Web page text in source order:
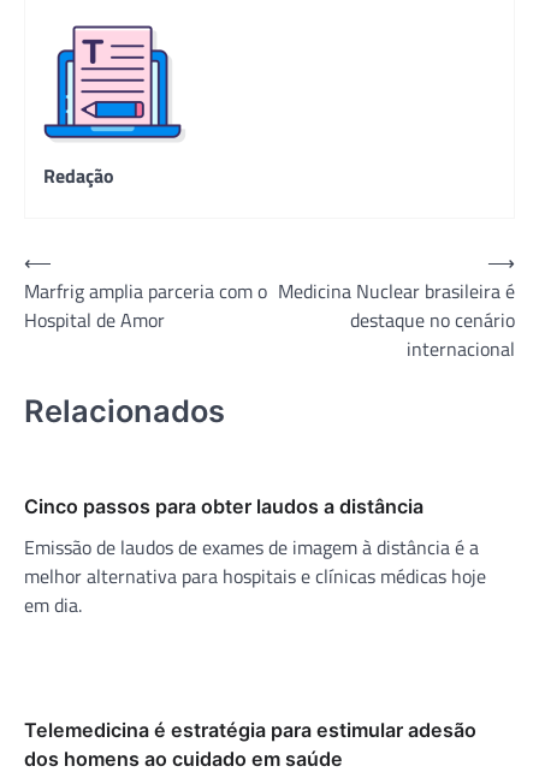
Redação
Navegação
de
Post
⟵
Marfrig amplia parceria com o
Hospital de Amor
Medicina Nuclear brasileira é
destaque no cenário
internacional
⟶
Relacionados
Cinco passos para obter laudos a distância
Emissão de laudos de exames de imagem à distância é a
melhor alternativa para hospitais e clínicas médicas hoje
em dia.
Telemedicina é estratégia para estimular adesão
dos homens ao cuidado em saúde